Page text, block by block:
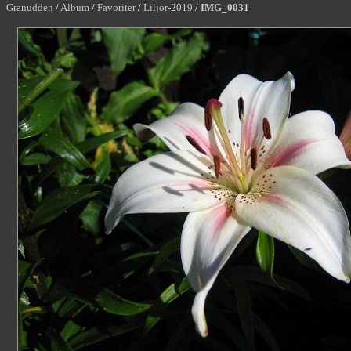
Granudden /Album / Favoriter / Liljor-2019 / IMG_0031